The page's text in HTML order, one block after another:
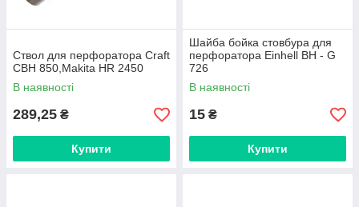
Ствол для перфоратора Craft
CBH 850,Makita HR 2450
В наявності
289,25 ₴
Купити
Шайба бойка стовбура для
перфоратора Einhell BH - G
726
В наявності
15 ₴
Купити